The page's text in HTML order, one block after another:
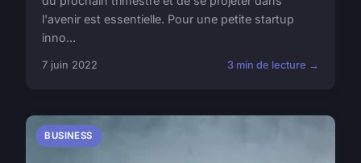
l'avenir est essentielle. Pour une petite startup
inno...
7 juin 2022 3 min de lecture →
BUSINESS